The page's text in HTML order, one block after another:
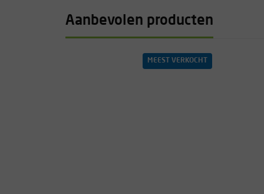
Aanbevolen producten
MEEST VERKOCHT